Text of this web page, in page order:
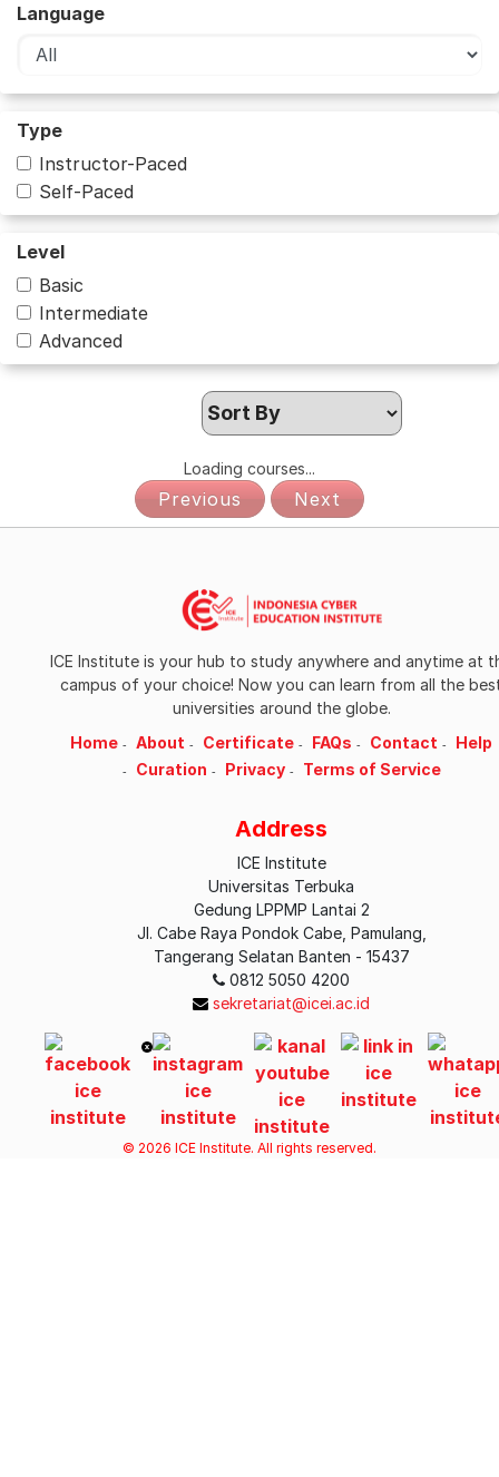
Language
Type
Instructor-Paced
Self-Paced
Level
Basic
Intermediate
Advanced
Loading courses...
Previous Next
ICE Institute is your hub to study anywhere and anytime at
campus of your choice! Now you can learn from all the
universities around the globe.
Home
About Certificate FAQs Contact
Help
Curation
Privacy Terms of Service
Address
ICE Institute
Universitas Terbuka
Gedung LPPMP Lantai 2
Jl. Cabe Raya Pondok Cabe, Pamulang,
Tangerang Selatan Banten - 15437
0812 5050 4200
sekretariat@icei.ac.id
© 2026 ICE Institute. All rights reserved.